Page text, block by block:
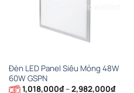
Add to wishlist
Đèn LED Panel Siêu Mỏng 48W
60W GSPN
1,018,000₫–2,982,000₫